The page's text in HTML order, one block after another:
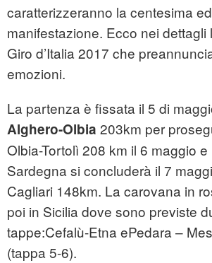
caratterizzeranno la centesima
manifestazione. Ecco nei dettagli
Giro d’Italia 2017 che
emozioni.
La partenza è fissata il 5 di
Alghero-Olbia 203km per
Olbia-Tortolì 208 km il 6 maggio
Sardegna si concluderà il 7
Cagliari 148km. La carovana in
poi in Sicilia dove sono previste
tappe:Cefalù-Etna ePedara –
(tappa 5-6).